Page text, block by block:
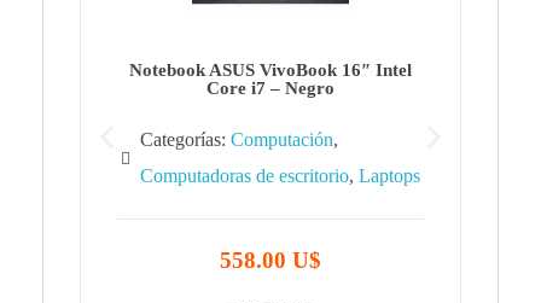
Notebook ASUS VivoBook 16″ Intel
Core i7 – Negro
Categorías: Computación,
Computadoras de escritorio, Laptops
558.00 U$